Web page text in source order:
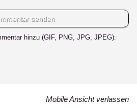
hinzu (GIF, PNG, JPG, JPEG):
Mobile Ansicht verlassen